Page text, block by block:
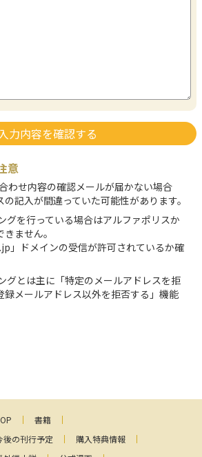
意
わせ内容の確認メールが届かない場合
記入が間違っていた可能性があります。
グを行っている場合はアルファポリスか
ません。
」ドメインの受信が許可されているか確
グとは主に「特定のメールアドレスを拒
録メールアドレス以外を拒否する」機能
書籍
後の刊行予定
購入特典情報